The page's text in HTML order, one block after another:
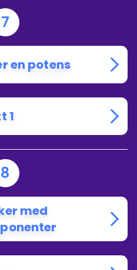
7
en potens
1
8
med